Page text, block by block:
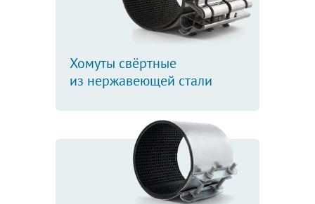
Хомуты свёртные
из нержавеющей стали